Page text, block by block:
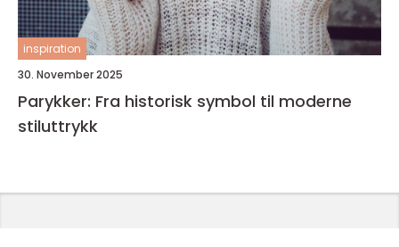
inspiration
30. November 2025
Parykker: Fra historisk symbol til moderne
stiluttrykk